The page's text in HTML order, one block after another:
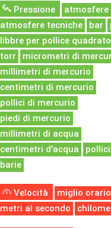
Pressione
atmosfere
atmosfere tecniche
bar
libbre per pollice
torr
micrometri di
millimetri di mercurio
centimetri di mercurio
pollici di mercurio
piedi di mercurio
millimetri di acqua
centimetri d'acqua
barie
Velocità
miglio orario
metri al secondo